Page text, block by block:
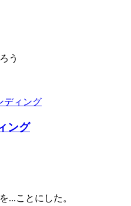
う
ング
...ことにした。